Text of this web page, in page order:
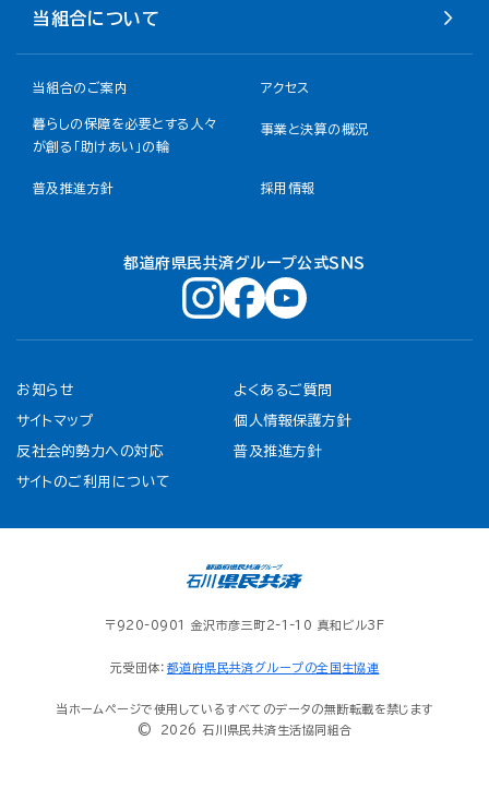
当組合について
当組合のご案内 アクセス
暮らしの保障を必要とする人々
が創る「助けあい」の輪
事業と決算の概況
普及推進方針 採用情報
都道府県民共済グループ公式ＳＮＳ
お知らせ よくあるご質問
サイトマップ 個人情報保護方針
反社会的勢力への対応 普及推進方針
サイトのご利用について
〒920-0901 金沢市彦三町2-1-10 真和ビル3F
元受団体： 都道府県民共済グループの全国生協連
当ホームページで使用しているすべてのデータの無断転載を禁じます
© 2026 石川県民共済生活協同組合